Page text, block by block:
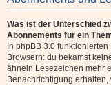
Was ist der Unterschied
Abonnements für ein
In phpBB 3.0
Browsern: du bekamst
ähneln Lesezeichen mehr
Benachrichtigung